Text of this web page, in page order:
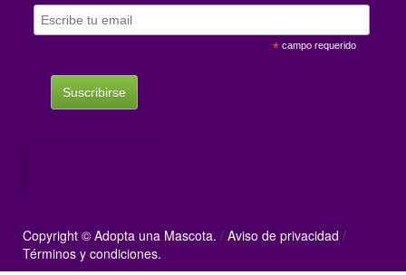
*campo requerido
Copyright © Adopta una Mascota. / Aviso de privacidad /
Términos y condiciones.